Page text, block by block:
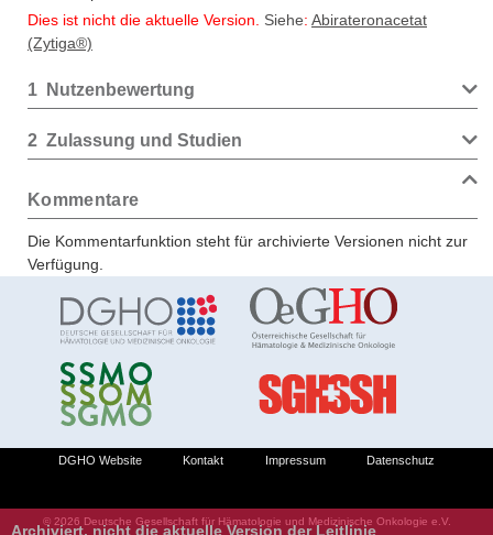
Dies ist nicht die aktuelle Version.
Siehe: Abirateronacetat
(Zytiga®)
1 Nutzenbewertung
2 Zulassung und Studien
Kommentare
Die Kommentarfunktion steht für archivierte Versionen nicht zur
Verfügung.
Archiviert, nicht die aktuelle Version der Leitlinie
© 2026 Deutsche Gesellschaft für Hämatologie und Medizinische Onkologie e.V.
DGHO Website Kontakt Impressum Datenschutz